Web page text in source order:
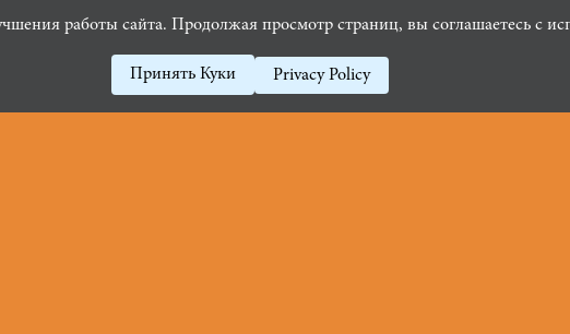
работы сайта. Продолжая просмотр страниц, вы соглашаетесь с
Принять Куки Privacy Policy